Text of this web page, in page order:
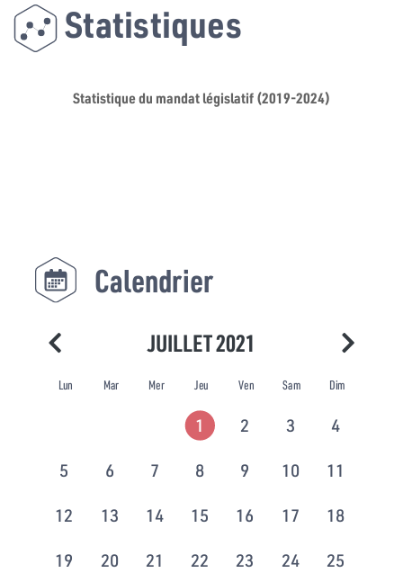
Statistiques
Statistique du mandat législatif (2019-2024)
Calendrier
JUILLET 2021
Lun Mar Mer Jeu Ven Sam Dim
1 2 3 4
5 6 7 8 9 10 11
12 13 14 15 16 17 18
19 20 21 22 23 24 25